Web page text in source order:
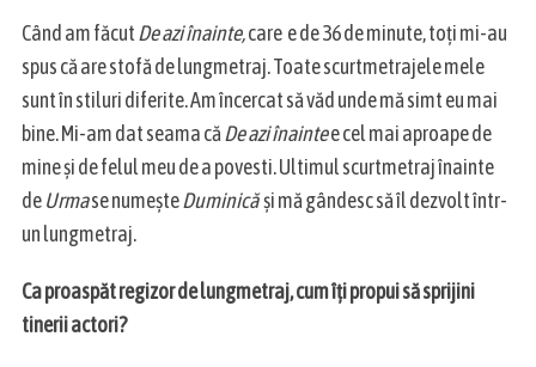
Când am făcutDe azi înainte,care e de 36 de minute, toți mi-au
spus că are stofă de lungmetraj. Toate scurtmetrajele mele
sunt în stiluri diferite. Am încercat să văd unde mă simt eu mai
bine. Mi-am dat seama căDe azi înaintee cel mai aproape de
mine și de felul meu de a povesti. Ultimul scurtmetraj înainte
deUrmase numeșteDuminicăși mă gândesc să îl dezvolt într-
un lungmetraj.
Ca proaspăt regizor de lungmetraj, cum îți propui să sprijini
tinerii actori?
e
a
r